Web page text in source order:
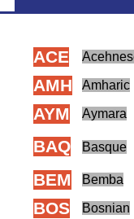
ACE
AMH Amharic
AYM Aymara
BAQ Basque
BEM Bemba
BOS Bosnian